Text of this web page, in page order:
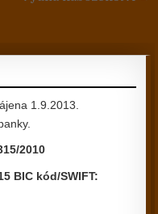
1.9.2013.
2010
BIC kód/SWIFT: